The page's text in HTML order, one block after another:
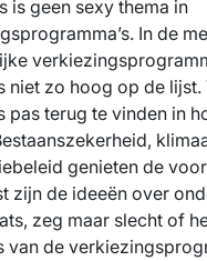
is geen sexy thema in
In de
niet zo hoog op de lijst.
pas terug te vinden in
genieten de
zijn de ideeën over
zeg maar slecht of
van de